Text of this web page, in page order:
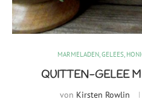
MARMELADEN, GELEES,
QUITTEN-GELEE
von Kirsten Rowlin